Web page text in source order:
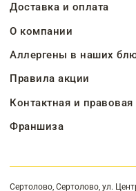
Доставка и оплата
О компании
Аллергены в наших
Правила акции
Контактная и
Франшиза
Сертолово, Сертолово, ул.